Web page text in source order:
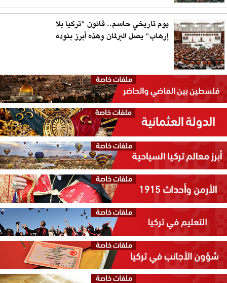
يوم تاريخي حاسم.. قانون "تركيا بلا
إرهاب" يصل البرلمان وهذه أبرز بنوده